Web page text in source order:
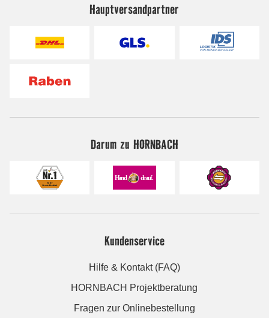
Hauptversandpartner
Darum zu HORNBACH
Kundenservice
Hilfe & Kontakt (FAQ)
HORNBACH Projektberatung
Fragen zur Onlinebestellung